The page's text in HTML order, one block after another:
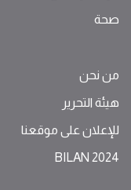
صحة
من نحن
هيئة التحرير
للإعلان على موقعنا
BILAN 2024